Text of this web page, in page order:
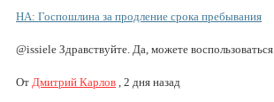
НА: Госпошлина за продление срока пребывания
@issiele Здравствуйте. Да, можете воспользоваться.
От Дмитрий Карлов 2 дня назад